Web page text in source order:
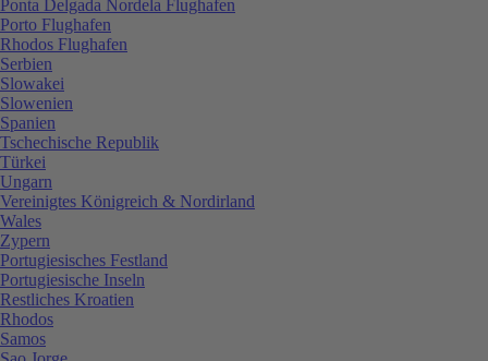
Ponta Delgada Nordela Flughafen
Porto Flughafen
Rhodos Flughafen
Serbien
Slowakei
Slowenien
Spanien
Tschechische Republik
Türkei
Ungarn
Vereinigtes Königreich & Nordirland
Wales
Zypern
Portugiesisches Festland
Portugiesische Inseln
Restliches Kroatien
Rhodos
Samos